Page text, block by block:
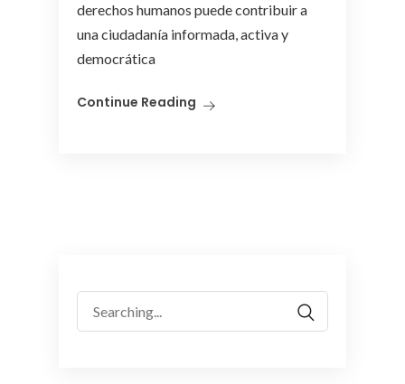
derechos humanos puede contribuir a
una ciudadanía informada, activa y
democrática
Continue Reading
for: